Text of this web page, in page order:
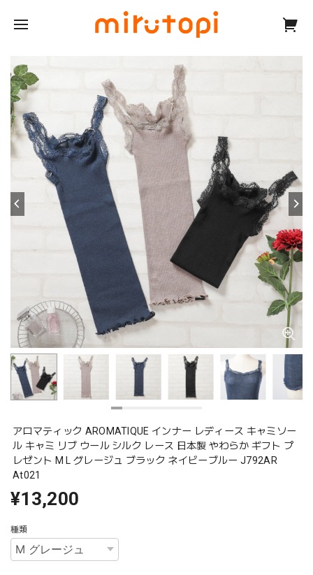
アロマティック AROMATIQUE インナー レディース キャミソー
ル キャミ リブ ウール シルク レース 日本製 やわらか ギフト プ
レゼント M L グレージュ ブラック ネイビーブルー J792AR
At021
¥13,200
種類